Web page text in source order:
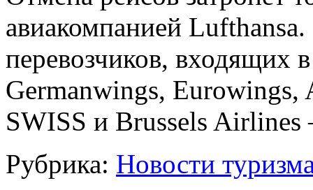
авиакомпанией
перевозчиков,
Germanwings,
SWISS и Brussels Airlines
Рубрика: Новости